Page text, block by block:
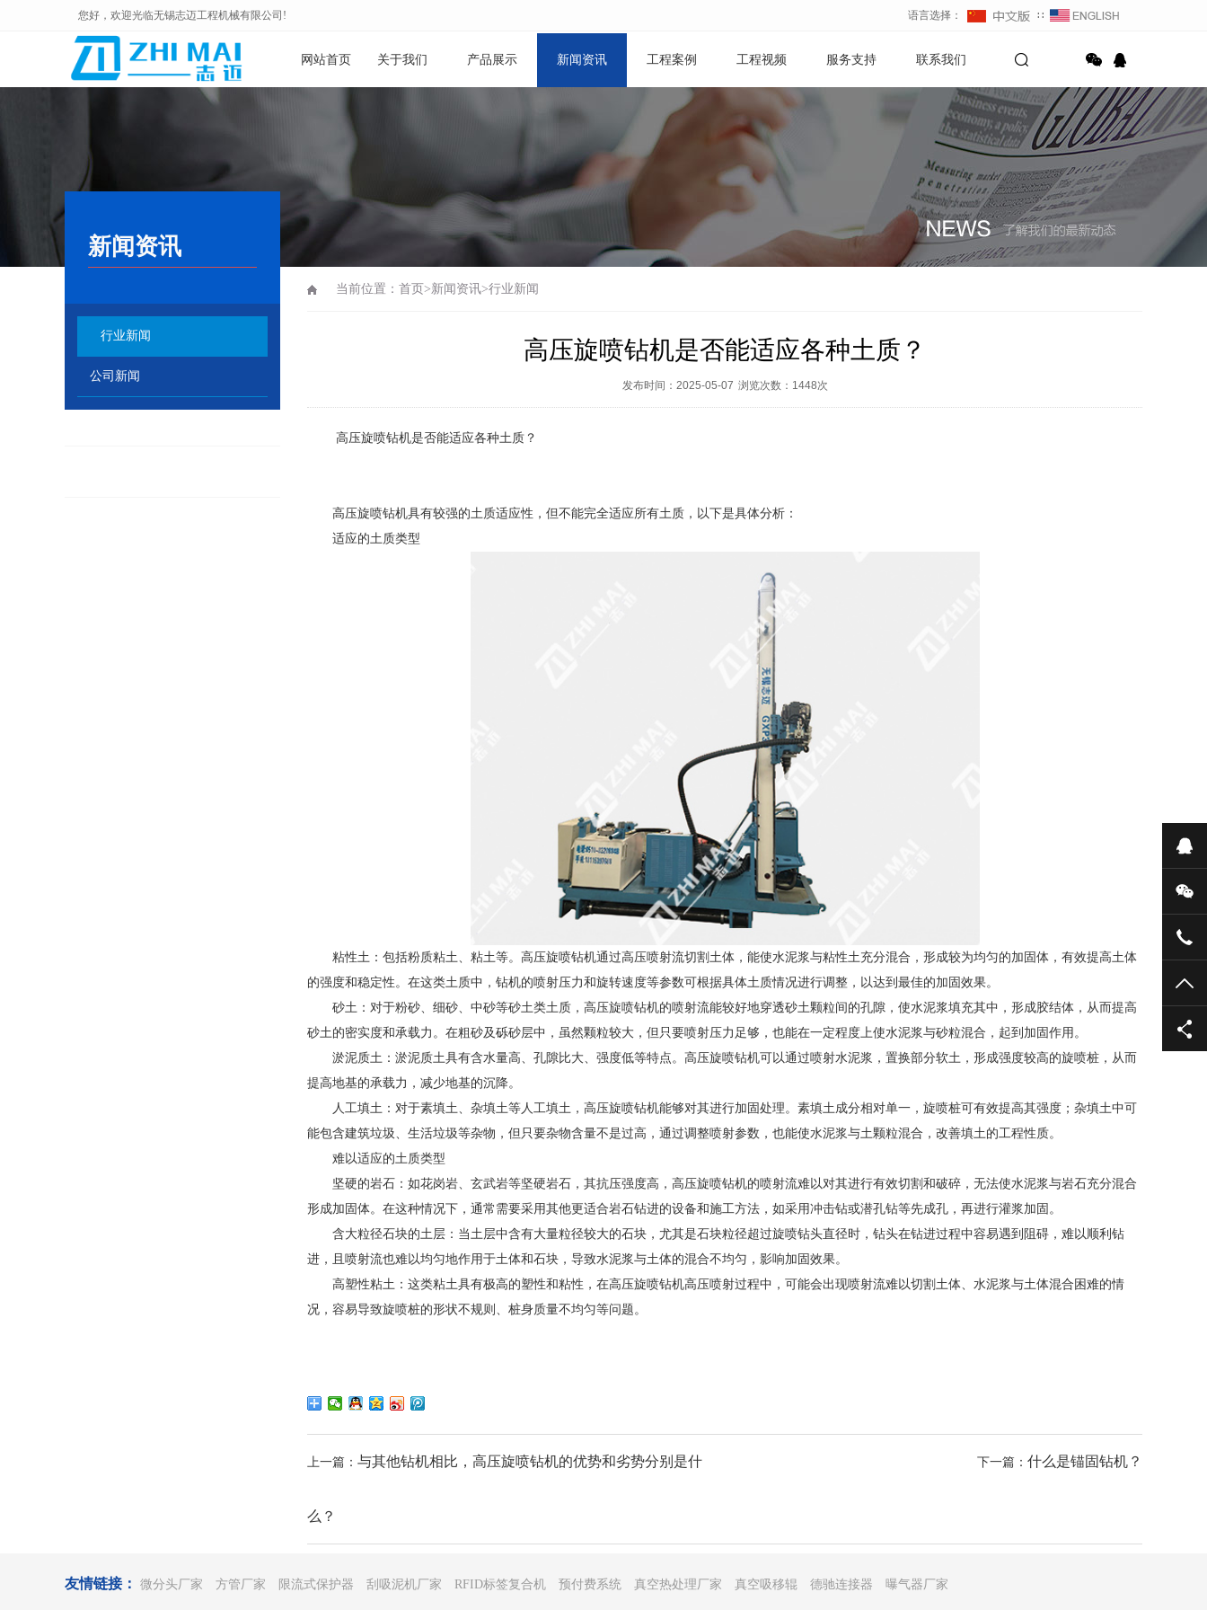
您好，欢迎光临无锡志迈工程机械有限公司! 语言选择： ∷
网站首页 关于我们 产品展示 新闻资讯 工程案例 工程视频 服务支持 联系我们
新闻资讯
行业新闻
公司新闻
当前位置： 首页 >新闻资讯>行业新闻
高压旋喷钻机是否能适应各种土质？
发布时间：2025-05-07 浏览次数： 1448次
高压旋喷钻机是否能适应各种土质？
高压旋喷钻机具有较强的土质适应性，但不能完全适应所有土质，以下是具体分析：
适应的土质类型
粘性土：包括粉质粘土、粘土等。高压旋喷钻机通过高压喷射流切割土体，能使水泥浆与粘性土充分混合，形成较为均匀的加固体，有效提高土体
的强度和稳定性。在这类土质中，钻机的喷射压力和旋转速度等参数可根据具体土质情况进行调整，以达到最佳的加固效果。
砂土：对于粉砂、细砂、中砂等砂土类土质，高压旋喷钻机的喷射流能较好地穿透砂土颗粒间的孔隙，使水泥浆填充其中，形成胶结体，从而提高
砂土的密实度和承载力。在粗砂及砾砂层中，虽然颗粒较大，但只要喷射压力足够，也能在一定程度上使水泥浆与砂粒混合，起到加固作用。
淤泥质土：淤泥质土具有含水量高、孔隙比大、强度低等特点。高压旋喷钻机可以通过喷射水泥浆，置换部分软土，形成强度较高的旋喷桩，从而
提高地基的承载力，减少地基的沉降。
人工填土：对于素填土、杂填土等人工填土，高压旋喷钻机能够对其进行加固处理。素填土成分相对单一，旋喷桩可有效提高其强度；杂填土中可
能包含建筑垃圾、生活垃圾等杂物，但只要杂物含量不是过高，通过调整喷射参数，也能使水泥浆与土颗粒混合，改善填土的工程性质。
难以适应的土质类型
坚硬的岩石：如花岗岩、玄武岩等坚硬岩石，其抗压强度高，高压旋喷钻机的喷射流难以对其进行有效切割和破碎，无法使水泥浆与岩石充分混合
形成加固体。在这种情况下，通常需要采用其他更适合岩石钻进的设备和施工方法，如采用冲击钻或潜孔钻等先成孔，再进行灌浆加固。
含大粒径石块的土层：当土层中含有大量粒径较大的石块，尤其是石块粒径超过旋喷钻头直径时，钻头在钻进过程中容易遇到阻碍，难以顺利钻
进，且喷射流也难以均匀地作用于土体和石块，导致水泥浆与土体的混合不均匀，影响加固效果。
高塑性粘土：这类粘土具有极高的塑性和粘性，在高压旋喷钻机高压喷射过程中，可能会出现喷射流难以切割土体、水泥浆与土体混合困难的情
况，容易导致旋喷桩的形状不规则、桩身质量不均匀等问题。
上一篇： 与其他钻机相比，高压旋喷钻机的优势和劣势分别是什
么？
下一篇： 什么是锚固钻机？
友情链接： 微分头厂家 方管厂家 限流式保护器 刮吸泥机厂家 RFID标签复合机 预付费系统 真空热处理厂家 真空吸移辊 德驰连接器 曝气器厂家
在
微